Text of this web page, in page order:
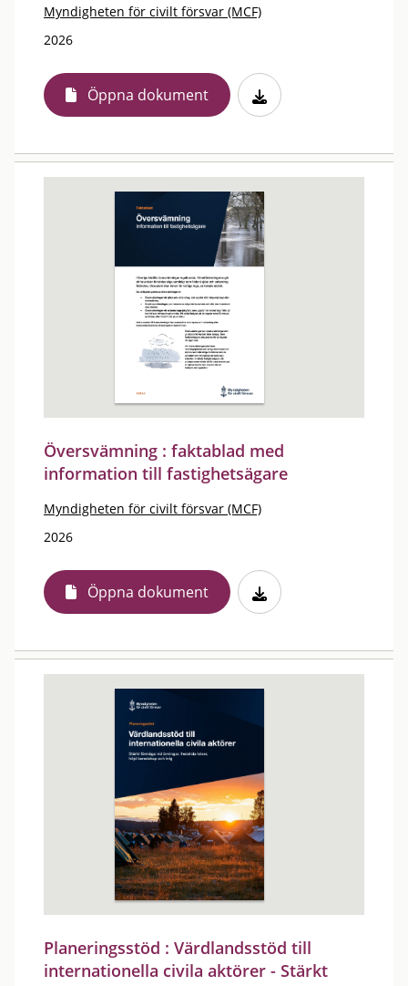
Myndigheten för civilt försvar (MCF)
2026
Öppna dokument
Översvämning : faktablad med
information till fastighetsägare
Myndigheten för civilt försvar (MCF)
2026
Öppna dokument
Planeringsstöd : Värdlandsstöd till
internationella civila aktörer - Stärkt